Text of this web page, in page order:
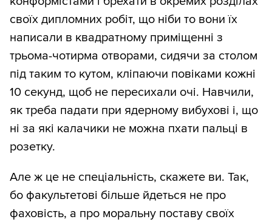
своїх дипломних робіт, що ніби то вони їх
написали в квадратному приміщенні з
трьома-чотирма отворами, сидячи за столом
під таким то кутом, кліпаючи повіками кожні
10 секунд, щоб не пересихали очі. Навчили,
як треба падати при ядерному вибухові і, що
ні за які калачики не можна пхати пальці в
розетку.
Але ж це не спеціальність, скажете ви. Так,
бо факультетові більше йдеться не про
фаховість, а про моральну поставу своїх